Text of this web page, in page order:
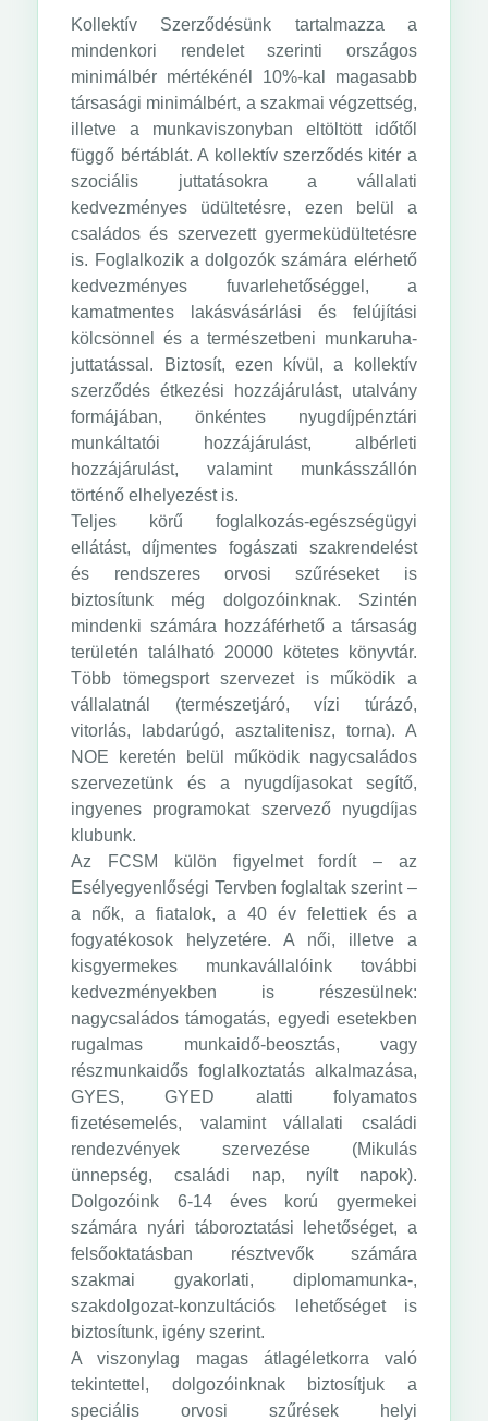
Kollektív Szerződésünk tartalmazza a
mindenkori rendelet szerinti országos
minimálbér mértékénél 10%-kal magasabb
társasági minimálbért, a szakmai végzettség,
illetve a munkaviszonyban eltöltött időtől
függő bértáblát. A kollektív szerződés kitér a
szociális juttatásokra a vállalati
kedvezményes üdültetésre, ezen belül a
családos és szervezett gyermeküdültetésre
is. Foglalkozik a dolgozók számára elérhető
kedvezményes fuvarlehetőséggel, a
kamatmentes lakásvásárlási és felújítási
kölcsönnel és a természetbeni munkaruha-
juttatással. Biztosít, ezen kívül, a kollektív
szerződés étkezési hozzájárulást, utalvány
formájában, önkéntes nyugdíjpénztári
munkáltatói hozzájárulást, albérleti
hozzájárulást, valamint munkásszállón
történő elhelyezést is.
Teljes körű foglalkozás-egészségügyi
ellátást, díjmentes fogászati szakrendelést
és rendszeres orvosi szűréseket is
biztosítunk még dolgozóinknak. Szintén
mindenki számára hozzáférhető a társaság
területén található 20000 kötetes könyvtár.
Több tömegsport szervezet is működik a
vállalatnál (természetjáró, vízi túrázó,
vitorlás, labdarúgó, asztalitenisz, torna). A
NOE keretén belül működik nagycsaládos
szervezetünk és a nyugdíjasokat segítő,
ingyenes programokat szervező nyugdíjas
klubunk.
Az FCSM külön figyelmet fordít – az
Esélyegyenlőségi Tervben foglaltak szerint –
a nők, a fiatalok, a 40 év felettiek és a
fogyatékosok helyzetére. A női, illetve a
kisgyermekes munkavállalóink további
kedvezményekben is részesülnek:
nagycsaládos támogatás, egyedi esetekben
rugalmas munkaidő-beosztás, vagy
részmunkaidős foglalkoztatás alkalmazása,
GYES, GYED alatti folyamatos
fizetésemelés, valamint vállalati családi
rendezvények szervezése (Mikulás
ünnepség, családi nap, nyílt napok).
Dolgozóink 6-14 éves korú gyermekei
számára nyári táboroztatási lehetőséget, a
felsőoktatásban résztvevők számára
szakmai gyakorlati, diplomamunka-,
szakdolgozat-konzultációs lehetőséget is
biztosítunk, igény szerint.
A viszonylag magas átlagéletkorra való
tekintettel, dolgozóinknak biztosítjuk a
speciális orvosi szűrések helyi